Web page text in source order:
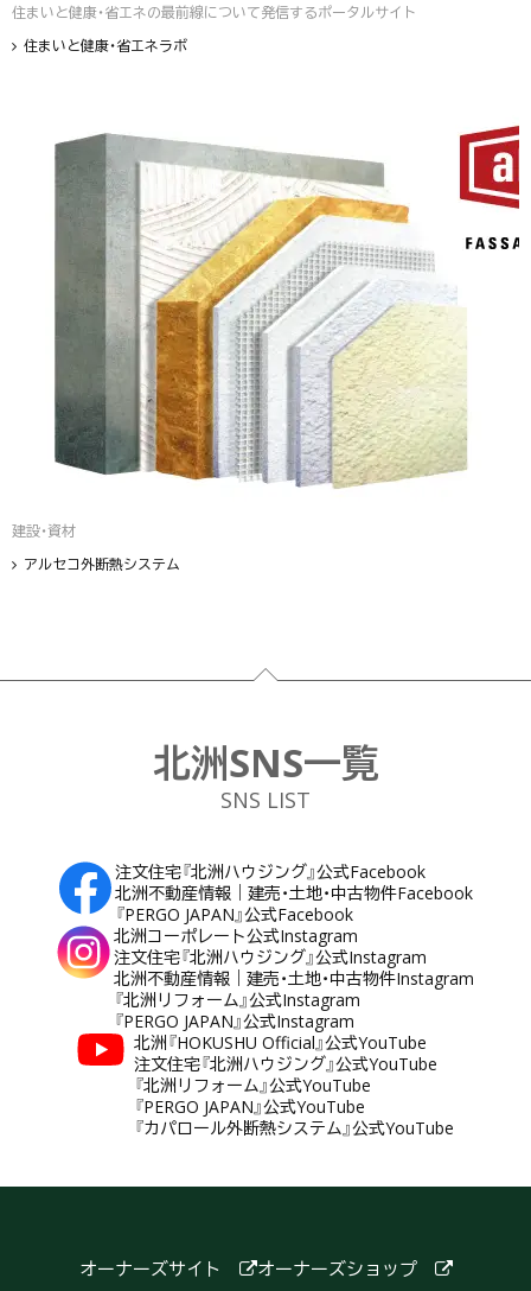
住まいと健康・省エネの最前線について発信するポータルサイト
住まいと健康・省エネラボ
建設・資材
アルセコ外断熱システム
フッター
北洲SNS一覧
SNS LIST
注文住宅『北洲ハウジング』公式Facebook
北洲不動産情報｜建売・土地・中古物件Facebook
『PERGO JAPAN』公式Facebook
北洲コーポレート公式Instagram
注文住宅『北洲ハウジング』公式Instagram
北洲不動産情報｜建売・土地・中古物件Instagram
『北洲リフォーム』公式Instagram
『PERGO JAPAN』公式Instagram
北洲『HOKUSHU Official』公式YouTube
注文住宅『北洲ハウジング』公式YouTube
『北洲リフォーム』公式YouTube
『PERGO JAPAN』公式YouTube
『カパロール外断熱システム』公式YouTube
オーナーズサイト オーナーズショップ